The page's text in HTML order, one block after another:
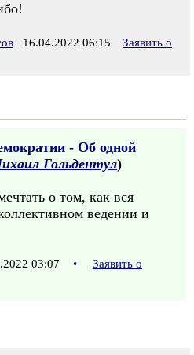
16.04.2022 06:15
Заявить о
- Об одной
Гольдентул)
о том, как вся
ведении и
03:07 •
Заявить о